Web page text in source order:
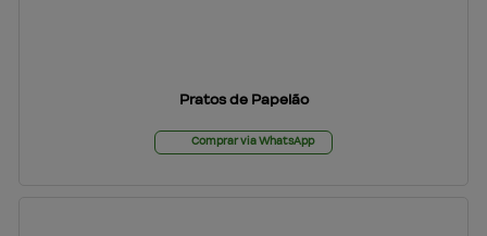
Pratos de Papelão
Comprar via WhatsApp